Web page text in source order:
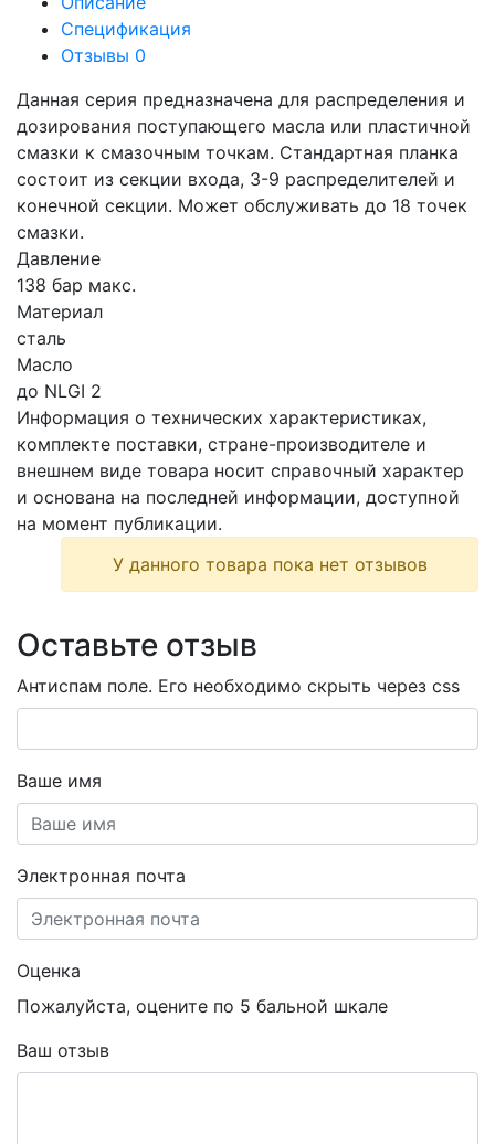
Спецификация
Отзывы 0
Данная серия предназначена для распределения и
дозирования поступающего масла или пластичной
смазки к смазочным точкам. Стандартная планка
состоит из секции входа, 3-9 распределителей и
конечной секции. Может обслуживать до 18 точек
смазки.
Давление
138 бар макс.
Материал
сталь
Масло
до NLGI 2
Информация о технических характеристиках,
комплекте поставки, стране-производителе и
внешнем виде товара носит справочный характер
и основана на последней информации, доступной
на момент публикации.
У данного товара пока нет отзывов
Оставьте отзыв
Антиспам поле. Его необходимо скрыть через css
Ваше имя
Электронная почта
Оценка
Пожалуйста, оцените по 5 бальной шкале
Ваш отзыв